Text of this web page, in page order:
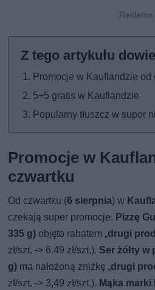
Promocje w Kauflandzie od
5+5 gratis w Kauflandzie
Popularny tłuszcz w super
Promocje w
czwartku
Od czwartku (6 sierpnia) w
czekają super promocje. Pizzę
335 g) objęto rabatem „drugi
zł/szt. -> 6.49 zł/szt.). Ser żółty w
g) ma nałożoną zniżkę „drugi
zł/szt. -> 3,49 zł/szt.). Mąka marki